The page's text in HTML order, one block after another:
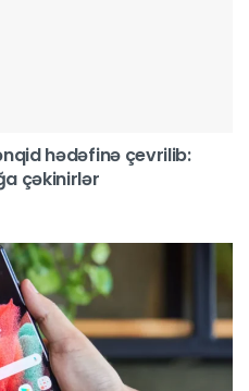
hədəfinə çevrilib:
çəkinirlər